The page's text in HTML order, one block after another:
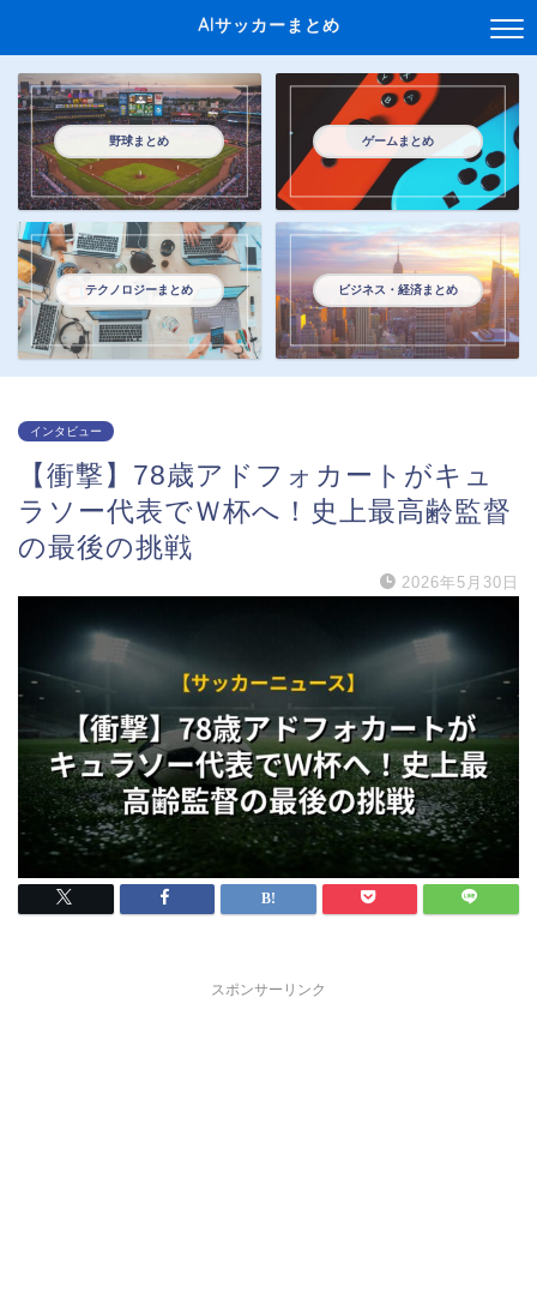
AIサッカーまとめ
野球まとめ ゲームまとめ
テクノロジーまとめ ビジネス・経済まとめ
インタビュー
【衝撃】78歳アドフォカートがキュ
ラソー代表でＷ杯へ！史上最高齢監督
の最後の挑戦
2026年5月30日
スポンサーリンク